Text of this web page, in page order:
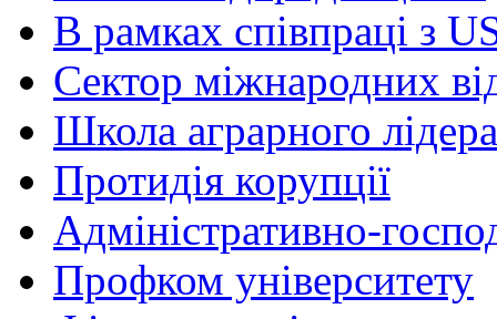
В рамках співпраці з
Сектор міжнародних
Школа аграрного лідера
Протидія корупції
Адміністративно-
Профком університету